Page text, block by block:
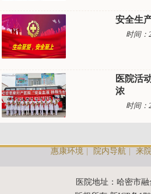
安全生
时间：
医院活
浓
时间：
惠康环境 | 院内导航 | 来
医院地址：哈密市